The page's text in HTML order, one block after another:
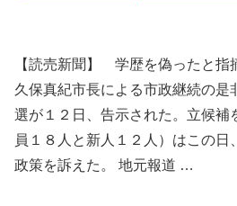
【読売新聞】 学歴を偽ったと指
久保真紀市長による市政継続の是
選が１２日、告示された。立候補
員１８人と新人１２人）はこの
政策を訴えた。 地元報道 …